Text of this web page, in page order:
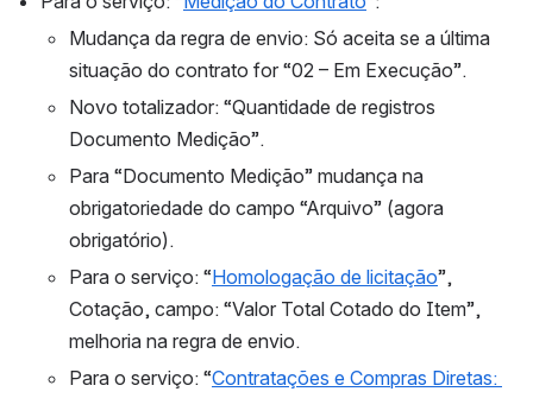
Mudança da regra de envio: Só aceita se a última
situação do contrato for “02 – Em Execução”.
Novo totalizador: “Quantidade de registros
Documento Medição”.
Para “Documento Medição” mudança na
obrigatoriedade do campo “Arquivo” (agora
obrigatório).
Para o serviço: “Homologação de licitação”,
Cotação, campo: “Valor Total Cotado do Item”,
melhoria na regra de envio.
Para o serviço: “Contratações e Compras Diretas: